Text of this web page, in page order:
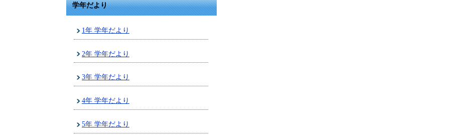
学年だより
1年 学年だより
2年 学年だより
3年 学年だより
4年 学年だより
5年 学年だより